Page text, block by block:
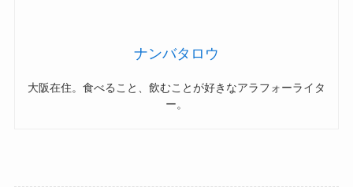
ナンバタロウ
大阪在住。食べること、飲むことが好きなアラフォーライタ
ー。